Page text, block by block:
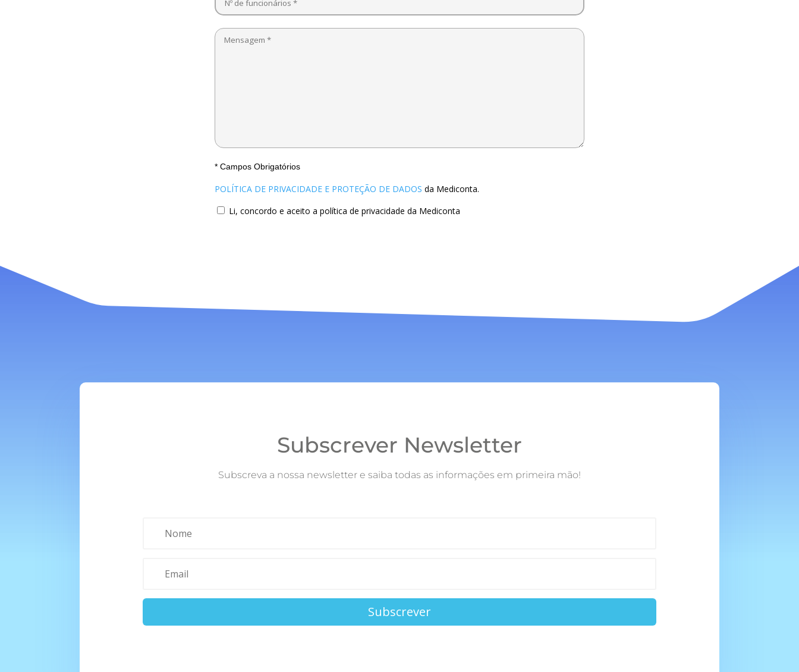
* Campos Obrigatórios
POLÍTICA DE PRIVACIDADE E PROTEÇÃO DE DADOS da Mediconta.
Li, concordo e aceito a política de privacidade da Mediconta
Subscrever Newsletter
Subscreva a nossa newsletter e saiba todas as informações em primeira mão!
Subscrever